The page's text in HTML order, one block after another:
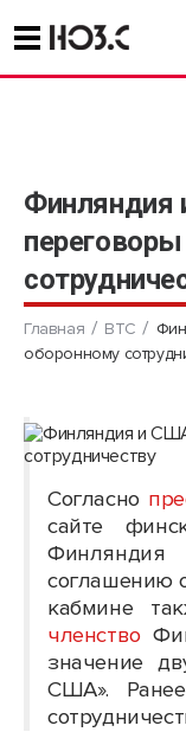
Финляндия
Главная ВТС
оборонному
Согласно
сайте
соглашению
кабмине
членство
значение
США».